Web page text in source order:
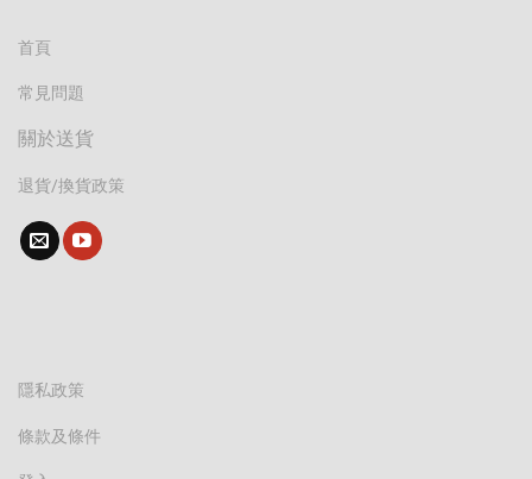
首頁
常見問題
關於送貨
退貨/換貨政策
隱私政策
條款及條件